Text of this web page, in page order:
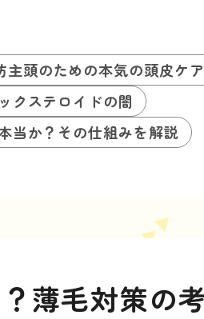
主頭のための本気の頭皮ケ
クステロイドの闇
当か？その仕組みを解説
薄毛対策の